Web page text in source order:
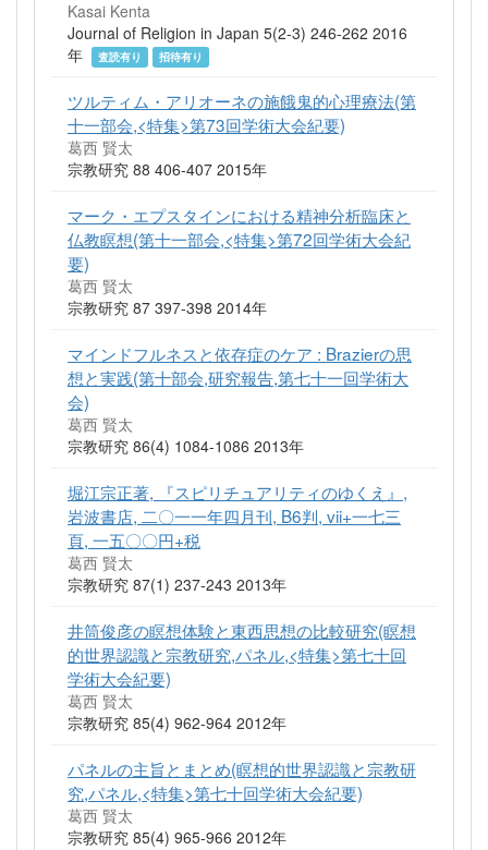
Kasai Kenta
Journal of Religion in Japan 5(2-3) 246-262 2016
年
査読有り 招待有り
ツルティム・アリオーネの施餓鬼的心理療法(第
十一部会,<特集>第73回学術大会紀要)
葛西 賢太
宗教研究 88 406-407 2015年
マーク・エプスタインにおける精神分析臨床と
仏教瞑想(第十一部会,<特集>第72回学術大会紀
要)
葛西 賢太
宗教研究 87 397-398 2014年
マインドフルネスと依存症のケア : Brazierの思
想と実践(第十部会,研究報告,第七十一回学術大
会)
葛西 賢太
宗教研究 86(4) 1084-1086 2013年
堀江宗正著, 『スピリチュアリティのゆくえ』,
岩波書店, 二〇一一年四月刊, B6判, vii+一七三
頁, 一五〇〇円+税
葛西 賢太
宗教研究 87(1) 237-243 2013年
井筒俊彦の瞑想体験と東西思想の比較研究(瞑想
的世界認識と宗教研究,パネル,<特集>第七十回
学術大会紀要)
葛西 賢太
宗教研究 85(4) 962-964 2012年
パネルの主旨とまとめ(瞑想的世界認識と宗教研
究,パネル,<特集>第七十回学術大会紀要)
葛西 賢太
宗教研究 85(4) 965-966 2012年